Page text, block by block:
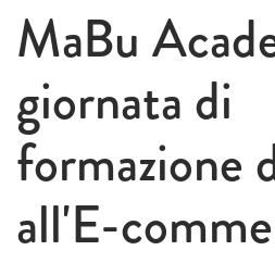
MaBu
giornata di
formazione
all'E-